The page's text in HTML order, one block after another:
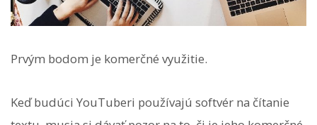
Prvým bodom je komerčné využitie.
Keď budúci YouTuberi používajú softvér na čítanie